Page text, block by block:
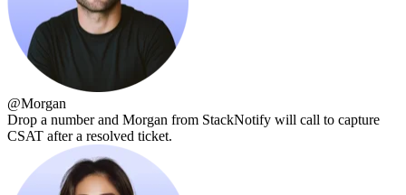
@Morgan
Drop a number and Morgan from StackNotify will call to capture
CSAT after a resolved ticket.